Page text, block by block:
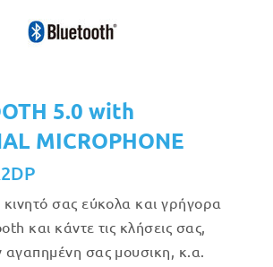
5.0 with
MICROPHONE
σας εύκολα και γρήγορα
και κάντε τις κλήσεις σας,
αγαπημένη σας μουσικη, κ.α.